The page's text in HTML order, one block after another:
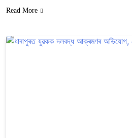
Read More